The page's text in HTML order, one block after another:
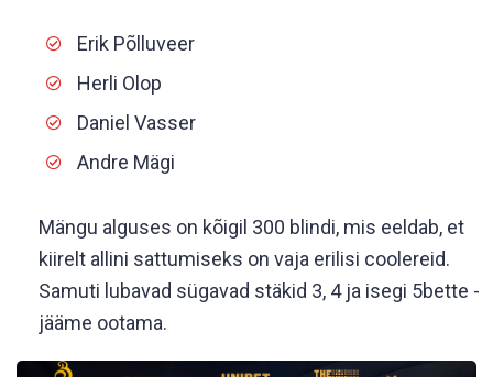
Erik Põlluveer
Herli Olop
Daniel Vasser
Andre Mägi
Mängu alguses on kõigil 300 blindi, mis eeldab, et
kiirelt allini sattumiseks on vaja erilisi coolereid.
Samuti lubavad sügavad stäkid 3, 4 ja isegi 5bette -
jääme ootama.